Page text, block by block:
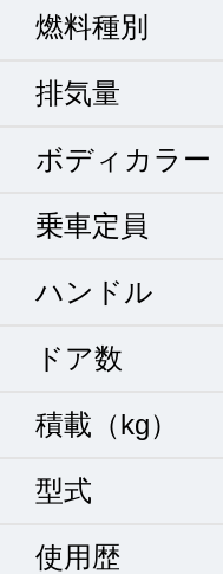
燃料種別
排気量
ボディカラー
乗車定員
ハンドル
ドア数
積載（kg）
型式
使用歴